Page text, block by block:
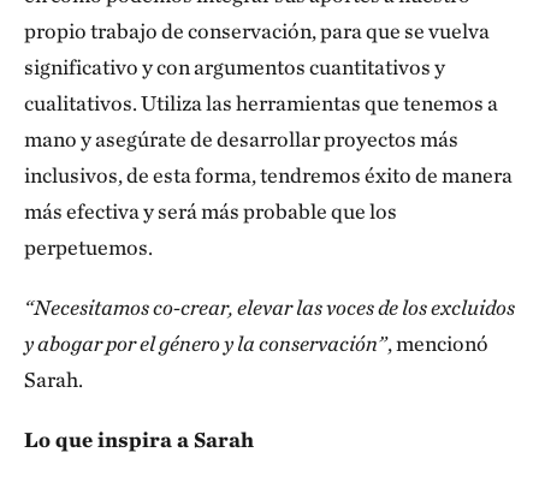
propio trabajo de conservación, para que se vuelva
significativo y con argumentos cuantitativos y
cualitativos. Utiliza las herramientas que tenemos a
mano y asegúrate de desarrollar proyectos más
inclusivos, de esta forma, tendremos éxito de manera
más efectiva y será más probable que los
perpetuemos.
“Necesitamos co-crear, elevar las voces de los excluidos
y abogar por el género y la conservación”, mencionó
Sarah.
Lo que inspira a Sarah